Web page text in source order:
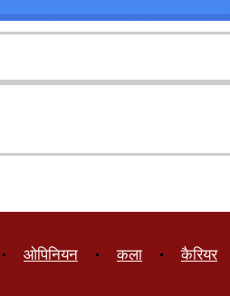
ओपिनियन कला कैरियर